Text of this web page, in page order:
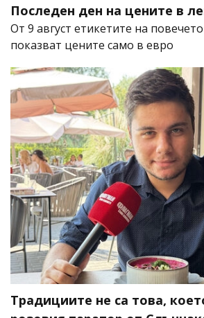
Последен ден на цените в
От 9 август етикетите на
показват цените само в евро
Традициите не са това,